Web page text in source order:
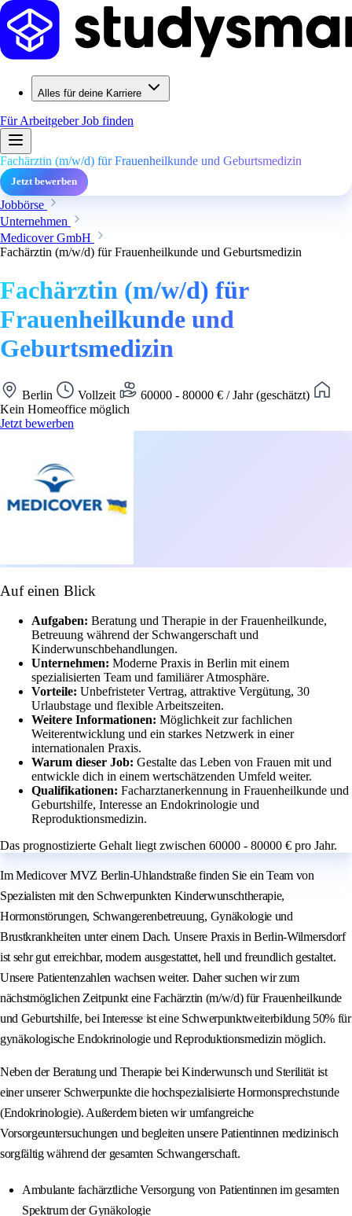
Alles für deine Karriere
Für ArbeitgeberJob finden
Fachärztin (m/w/d) für Frauenheilkunde und Geburtsmedizin
Jetzt bewerben
Jobbörse
Unternehmen
Medicover GmbH
Fachärztin (m/w/d) für Frauenheilkunde und Geburtsmedizin
Fachärztin (m/w/d) für
Frauenheilkunde und
Geburtsmedizin
Berlin Vollzeit
60000 - 80000 € / Jahr (geschätzt)
Kein Homeoffice möglich
Jetzt bewerben
Auf einen Blick
Aufgaben: Beratung und Therapie in der Frauenheilkunde,
Betreuung während der Schwangerschaft und
Kinderwunschbehandlungen.
Unternehmen: Moderne Praxis in Berlin mit einem
spezialisierten Team und familiärer Atmosphäre.
Vorteile: Unbefristeter Vertrag, attraktive Vergütung, 30
Urlaubstage und flexible Arbeitszeiten.
Weitere Informationen: Möglichkeit zur fachlichen
Weiterentwicklung und ein starkes Netzwerk in einer
internationalen Praxis.
Warum dieser Job: Gestalte das Leben von Frauen mit und
entwickle dich in einem wertschätzenden Umfeld weiter.
Qualifikationen: Facharztanerkennung in Frauenheilkunde und
Geburtshilfe, Interesse an Endokrinologie und
Reproduktionsmedizin.
Das prognostizierte Gehalt liegt zwischen 60000 - 80000 € pro Jahr.
Im Medicover MVZ Berlin-Uhlandstraße finden Sie ein Team von
Spezialisten mit den Schwerpunkten Kinderwunschtherapie,
Hormonstörungen, Schwangerenbetreuung, Gynäkologie und
Brustkrankheiten unter einem Dach. Unsere Praxis in Berlin-Wilmersdorf
ist sehr gut erreichbar, modern ausgestattet, hell und freundlich gestaltet.
Unsere Patientenzahlen wachsen weiter. Daher suchen wir zum
nächstmöglichen Zeitpunkt eine Fachärztin (m/w/d) für Frauenheilkunde
und Geburtshilfe, bei Interesse ist eine Schwerpunktweiterbildung 50% für
gynäkologische Endokrinologie und Reproduktionsmedizin möglich.
Neben der Beratung und Therapie bei Kinderwunsch und Sterilität ist
einer unserer Schwerpunkte die hochspezialisierte Hormonsprechstunde
(Endokrinologie). Außerdem bieten wir umfangreiche
Vorsorgeuntersuchungen und begleiten unsere Patientinnen medizinisch
sorgfältig während der gesamten Schwangerschaft.
Ambulante fachärztliche Versorgung von Patientinnen im gesamten
Spektrum der Gynäkologie